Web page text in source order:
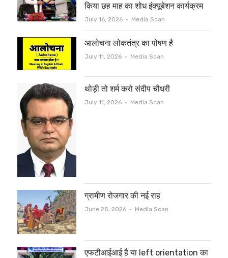
किया छह माह का शोध इंक्यूबेशन कार्यक्रम
July 16, 2026 Author
Media Scan
आलोचना लोकतंत्र का पोषण है
July 11, 2026 Author
Media Scan
थोड़ी तो शर्म करो संदीप चौधरी
July 11, 2026 Author
Media Scan
ग्रामीण रोजगार की नई राह
June 25, 2026 Author
Media Scan
एफटीआईआई है या left orientation का